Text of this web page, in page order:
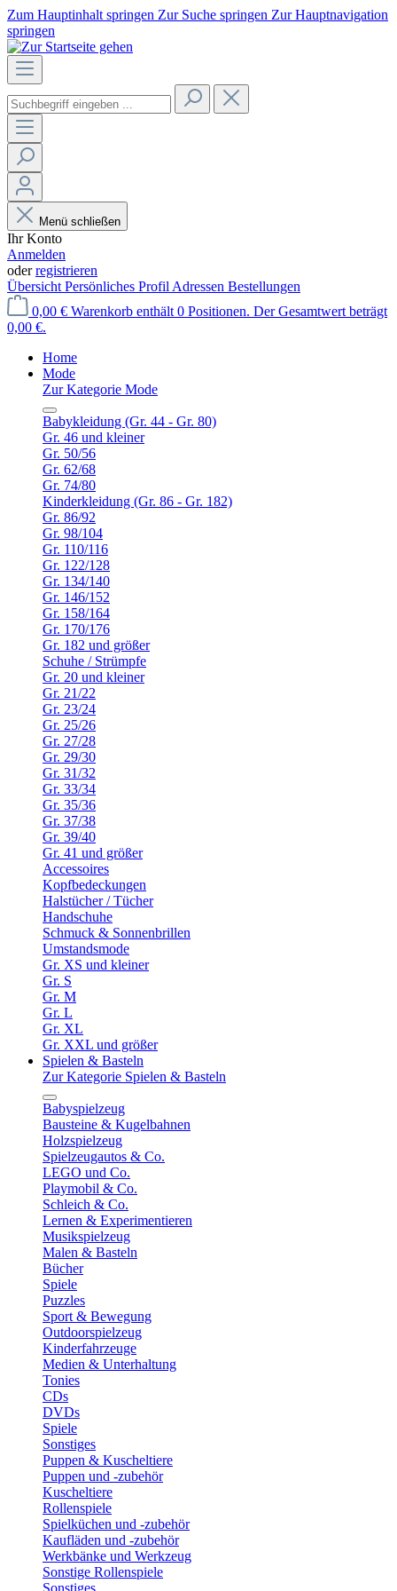
Zum Hauptinhalt springen Zur Suche springen Zur Hauptnavigation
springen
Menü schließen
Ihr Konto
Anmelden
oderregistrieren
Übersicht Persönliches Profil Adressen Bestellungen
0,00 € Warenkorb enthält 0 Positionen. Der Gesamtwert beträgt
0,00 €.
Home
Mode
Zur Kategorie Mode
Babykleidung (Gr. 44 - Gr. 80)
Gr. 46 und kleiner
Gr. 50/56
Gr. 62/68
Gr. 74/80
Kinderkleidung (Gr. 86 - Gr. 182)
Gr. 86/92
Gr. 98/104
Gr. 110/116
Gr. 122/128
Gr. 134/140
Gr. 146/152
Gr. 158/164
Gr. 170/176
Gr. 182 und größer
Schuhe / Strümpfe
Gr. 20 und kleiner
Gr. 21/22
Gr. 23/24
Gr. 25/26
Gr. 27/28
Gr. 29/30
Gr. 31/32
Gr. 33/34
Gr. 35/36
Gr. 37/38
Gr. 39/40
Gr. 41 und größer
Accessoires
Kopfbedeckungen
Halstücher / Tücher
Handschuhe
Schmuck & Sonnenbrillen
Umstandsmode
Gr. XS und kleiner
Gr. S
Gr. M
Gr. L
Gr. XL
Gr. XXL und größer
Spielen & Basteln
Zur Kategorie Spielen & Basteln
Babyspielzeug
Bausteine & Kugelbahnen
Holzspielzeug
Spielzeugautos & Co.
LEGO und Co.
Playmobil & Co.
Schleich & Co.
Lernen & Experimentieren
Musikspielzeug
Malen & Basteln
Bücher
Spiele
Puzzles
Sport & Bewegung
Outdoorspielzeug
Kinderfahrzeuge
Medien & Unterhaltung
Tonies
CDs
DVDs
Spiele
Sonstiges
Puppen & Kuscheltiere
Puppen und -zubehör
Kuscheltiere
Rollenspiele
Spielküchen und -zubehör
Kaufläden und -zubehör
Werkbänke und Werkzeug
Sonstige Rollenspiele
Sonstiges